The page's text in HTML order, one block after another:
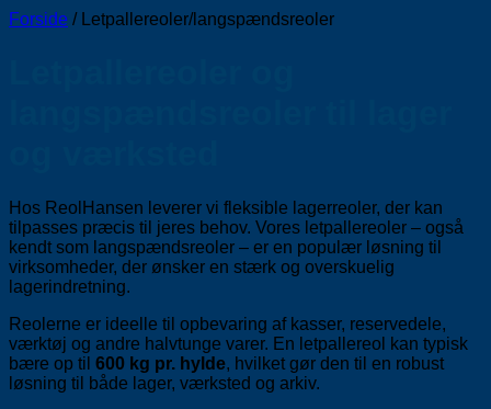
Forside /Letpallereoler/langspændsreoler
Hos ReolHansen leverer vi fleksible lagerreoler, der kan
tilpasses præcis til jeres behov. Vores letpallereoler – også
kendt som langspændsreoler – er en populær løsning til
virksomheder, der ønsker en stærk og overskuelig
lagerindretning.
Reolerne er ideelle til opbevaring af kasser, reservedele,
værktøj og andre halvtunge varer. En letpallereol kan typisk
bære op til 600 kg pr. hylde, hvilket gør den til en robust
løsning til både lager, værksted og arkiv.